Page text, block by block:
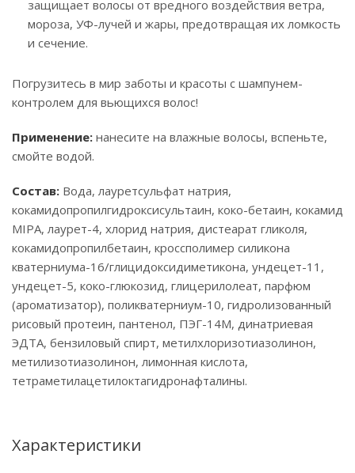
защищает волосы от вредного воздействия ветра,
мороза, УФ-лучей и жары, предотвращая их ломкость
и сечение.
Погрузитесь в мир заботы и красоты с шампунем-
контролем для вьющихся волос!
Применение: нанесите на влажные волосы, вспеньте,
смойте водой.
Состав: Вода, лауретсульфат натрия,
кокамидопропилгидроксисультаин, коко-бетаин, кокамид
MIPA, лаурет-4, хлорид натрия, дистеарат гликоля,
кокамидопропилбетаин, кроссполимер силикона
кватерниума-16/глицидоксидиметикона, ундецет-11,
ундецет-5, коко-глюкозид, глицерилолеат, парфюм
(ароматизатор), поликватерниум-10, гидролизованный
рисовый протеин, пантенол, ПЭГ-14М, динатриевая
ЭДТА, бензиловый спирт, метилхлоризотиазолинон,
метилизотиазолинон, лимонная кислота,
тетраметилацетилоктагидронафталины.
Характеристики